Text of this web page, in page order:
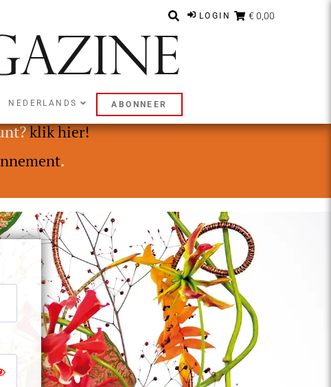
LOGIN € 0,00
NEDERLANDS ABONNEER
of Premium abonnement.
klik hier!
.